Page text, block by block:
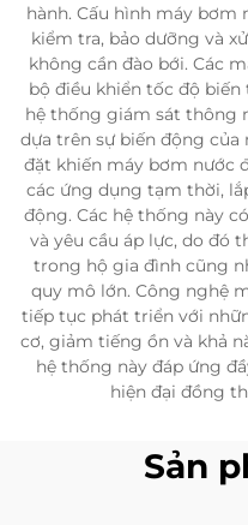
hành. Cấu hình máy
kiểm tra, bảo dưỡng và
không cần đào bới. Các
bộ điều khiển tốc độ
hệ thống giám sát thông
dựa trên sự biến động
đặt khiến máy bơm nước
các ứng dụng tạm thời,
động. Các hệ thống này
và yêu cầu áp lực, do đó
trong hộ gia đình cũng
quy mô lớn. Công nghệ
tiếp tục phát triển với
cơ, giảm tiếng ồn và khả
hệ thống này đáp ứng
hiện đại đồng
Sản